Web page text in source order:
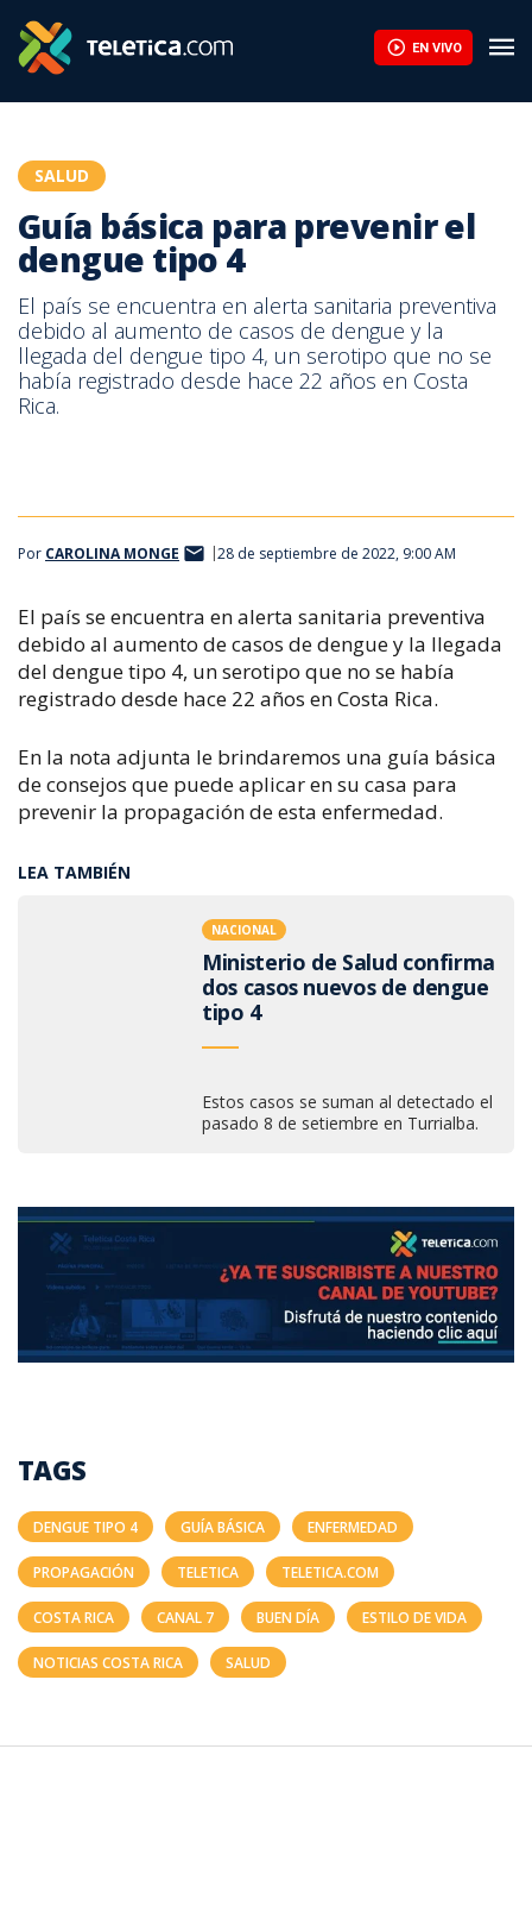
EN VIVO
SALUD
Guía básica para prevenir el
dengue tipo 4
El país se encuentra en alerta sanitaria preventiva
debido al aumento de casos de dengue y la
llegada del dengue tipo 4, un serotipo que no se
había registrado desde hace 22 años en Costa
Rica.
Por CAROLINA MONGE 28 de septiembre de 2022, 9:00 AM
El país se encuentra en alerta sanitaria preventiva
debido al aumento de casos de dengue y la llegada
del dengue tipo 4, un serotipo que no se había
registrado desde hace 22 años en Costa Rica.
En la nota adjunta le brindaremos una guía básica
de consejos que puede aplicar en su casa para
prevenir la propagación de esta enfermedad.
LEA TAMBIÉN
NACIONAL
Ministerio de Salud confirma
dos casos nuevos de dengue
tipo 4
Estos casos se suman al detectado el
pasado 8 de setiembre en Turrialba.
TAGS
DENGUE TIPO 4 GUÍA BÁSICA ENFERMEDAD
PROPAGACIÓN TELETICA TELETICA.COM
COSTA RICA CANAL 7 BUEN DÍA ESTILO DE VIDA
NOTICIAS COSTA RICA SALUD